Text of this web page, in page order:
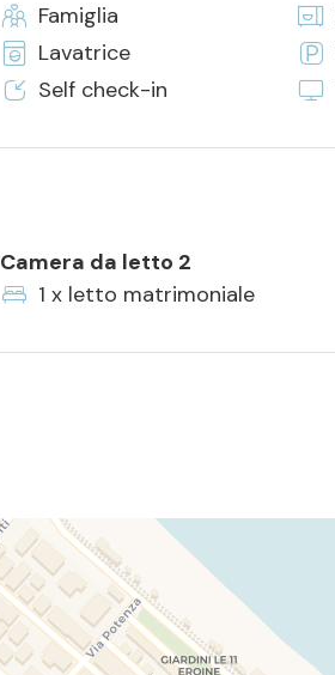
Famiglia
Lavatrice
Self check-in
Camera da letto 2
1 x letto matrimoniale